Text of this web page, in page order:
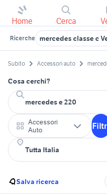
Home Cerca
Ricerche mercedes classe c
Subito Accessori auto
Cosa cerchi?
Accessori
Auto
Salva ricerca